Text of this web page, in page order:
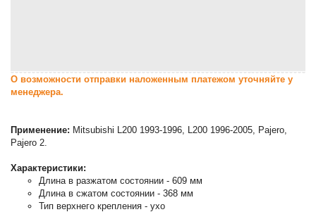
О возможности отправки наложенным платежом уточняйте у
менеджера.
Применение: Mitsubishi L200 1993-1996, L200 1996-2005, Pajero,
Pajero 2.
Характеристики:
Длина в разжатом состоянии - 609 мм
Длина в сжатом состоянии - 368 мм
Тип верхнего крепления - ухо